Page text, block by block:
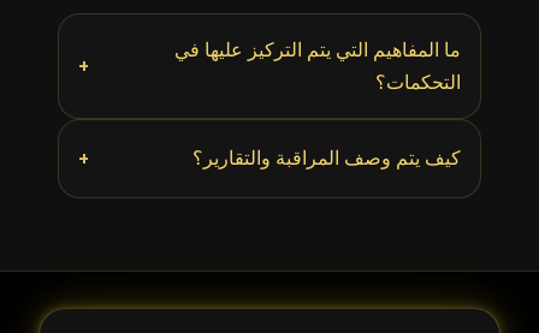
ما المفاهيم التي يتم التركيز عليها في
التحكمات؟
+
كيف يتم وصف المراقبة والتقارير؟ +